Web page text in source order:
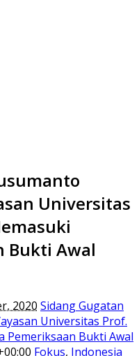
Universitas
Bukti Awal
2020 Sidang Gugatan
Universitas Prof.
Pemeriksaan Bukti Awal
Fokus, Indonesia